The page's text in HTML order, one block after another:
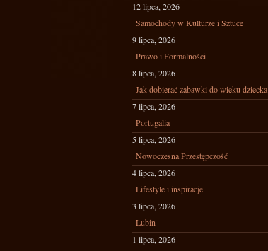
12 lipca, 2026
Samochody w Kulturze i Sztuce
9 lipca, 2026
Prawo i Formalności
8 lipca, 2026
Jak dobierać zabawki do wieku dziecka
7 lipca, 2026
Portugalia
5 lipca, 2026
Nowoczesna Przestępczość
4 lipca, 2026
Lifestyle i inspiracje
3 lipca, 2026
Lubin
1 lipca, 2026